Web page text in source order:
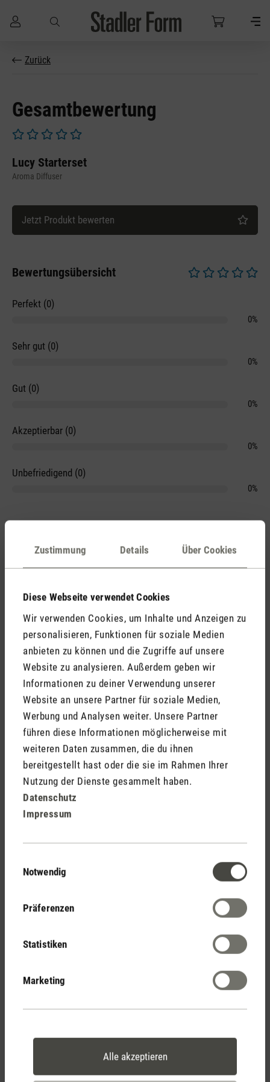
Zustimmung Details Über Cookies
Diese Webseite verwendet Cookies
Wir verwenden Cookies, um Inhalte und Anzeigen zu
personalisieren, Funktionen für soziale Medien
anbieten zu können und die Zugriffe auf unsere
Website zu analysieren. Außerdem geben wir
Informationen zu deiner Verwendung unserer
Website an unsere Partner für soziale Medien,
Werbung und Analysen weiter. Unsere Partner
führen diese Informationen möglicherweise mit
weiteren Daten zusammen, die du ihnen
bereitgestellt hast oder die sie im Rahmen Ihrer
Nutzung der Dienste gesammelt haben.
Datenschutz
Impressum
Notwendig
Präferenzen
Statistiken
Marketing
Alle akzeptieren
Zum Hauptinhalt springen
Zurück
Gesamtbewertung
Lucy Starterset
Aroma Diffuser
Jetzt Produkt bewerten
Bewertungsübersicht
Perfekt (0)
0%
Sehr gut (0)
0%
Gut (0)
0%
Akzeptierbar (0)
0%
Unbefriedigend (0)
0%
Kommentare (0)
Keine Bewertungen gefunden. Gehe voran und teile
Deine Erkenntnisse mit anderen.
Jetzt Produkt bewerten
Deine Vorteile
eigenem Servicecenter